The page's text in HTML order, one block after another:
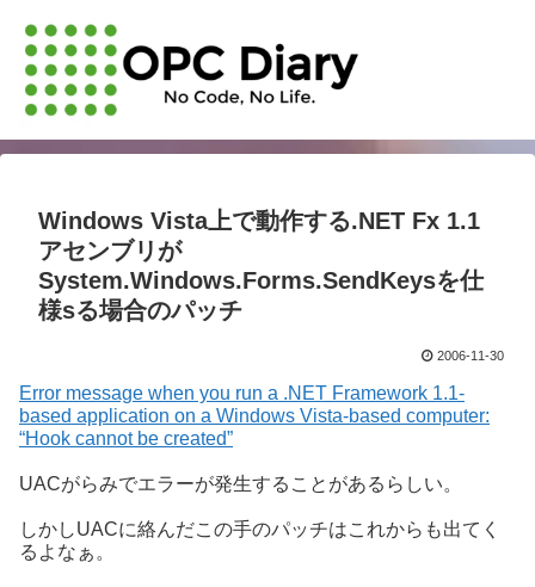
Windows Vista上で動作する.NET Fx 1.1
アセンブリが
System.Windows.Forms.SendKeysを仕
様sる場合のパッチ
2006-11-30
Error message when you run a .NET Framework 1.1-
based application on a Windows Vista-based computer:
“Hook cannot be created”
UACがらみでエラーが発生することがあるらしい。
しかしUACに絡んだこの手のパッチはこれからも出てく
るよなぁ。